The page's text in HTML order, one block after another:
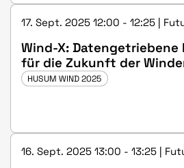
17. Sept. 2025 12:00 - 12:25 |
Wind-X:
für die Zukunft der
HUSUM WIND 2025
16. Sept. 2025 13:00 - 13:25 |